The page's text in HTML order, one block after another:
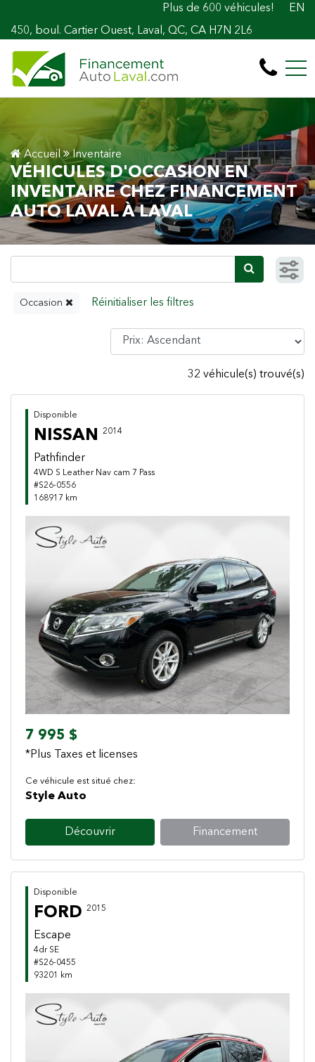
Plus de 600 véhicules! 100% Approuvé
450, boul. Cartier Ouest, Laval, QC, CA H7N 2L6
EN
Accueil Inventaire
VÉHICULES D'OCCASION EN
INVENTAIRE CHEZ FINANCEMENT
AUTO LAVAL À LAVAL
Occasion
32 véhicule(s) trouvé(s)
Disponible
NISSAN 2014
Pathfinder
4WD S Leather Nav cam 7 Pass
#S26-0556
168917 km
Previous Next
7 995 $
*Plus Taxes et licenses
Ce véhicule est situé chez:
Style Auto
Découvrir Financement
Disponible
FORD 2015
Escape
4dr SE
#S26-0455
93201 km